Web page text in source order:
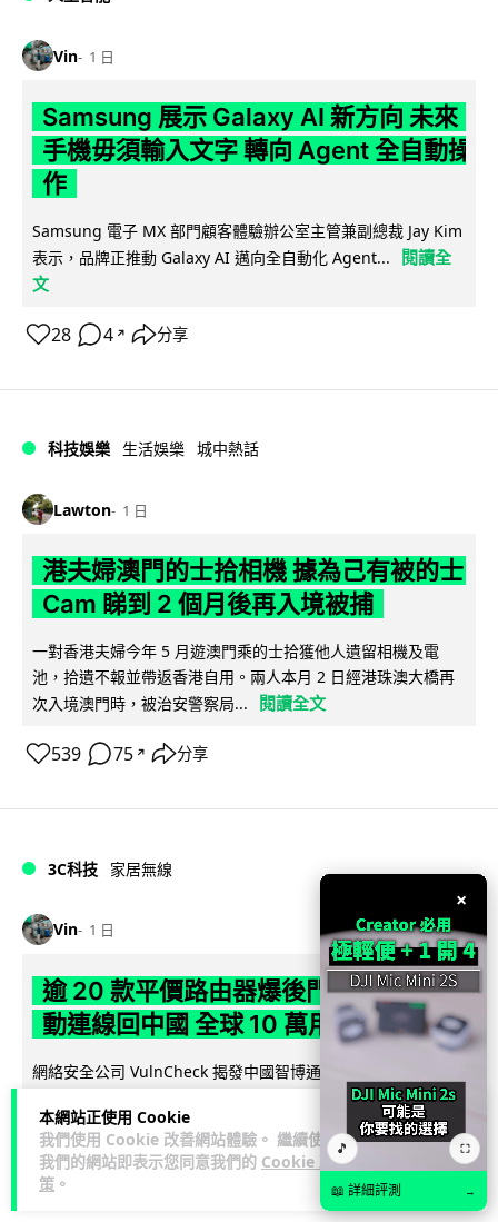
本網站正使用 Cookie
我們使用 Cookie 改善網站體驗。 繼續使用
我們的網站即表示您同意我們的 Cookie 政
策 。
Vin 1 日
Samsung 展示 Galaxy AI 新方向 未來
手機毋須輸入文字 轉向 Agent 全自動操
作
Samsung 電子 MX 部門顧客體驗辦公室主管兼副總裁 Jay Kim
表示，品牌正推動 Galaxy AI 邁向全自動化 Agent...
閱讀全
文
28 4 ↗ 分享
科技娛樂 生活娛樂 城中熱話
Lawton 1 日
港夫婦澳門的士拾相機 據為己有被的士
Cam 睇到 2 個月後再入境被捕
一對香港夫婦今年 5 月遊澳門乘的士拾獲他人遺留相機及電
池，拾遺不報並帶返香港自用。兩人本月 2 日經港珠澳大橋再
次入境澳門時，被治安警察局...
閱讀全文
539 75 ↗ 分享
3C科技 家居無線
Vin 1 日
逾 20 款平價路由器爆後門 每 35 秒自
動連線回中國 全球 10 萬用家私隱堪憂
網絡安全公司 VulnCheck 揭發中國智博通電子（Zbtlink）生產
的 20 多款路由器內置後門程式「Endlessdoors」（無盡... 閱
讀全文
969 221↗ 分享
×
🎵 ⛶
📖 詳細評測 →